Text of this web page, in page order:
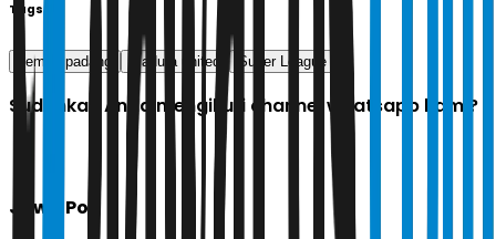
Tags
semen padang madura united Super League
Sudahkah Anda mengikuti channel whatsapp kami?
Jawa Pos